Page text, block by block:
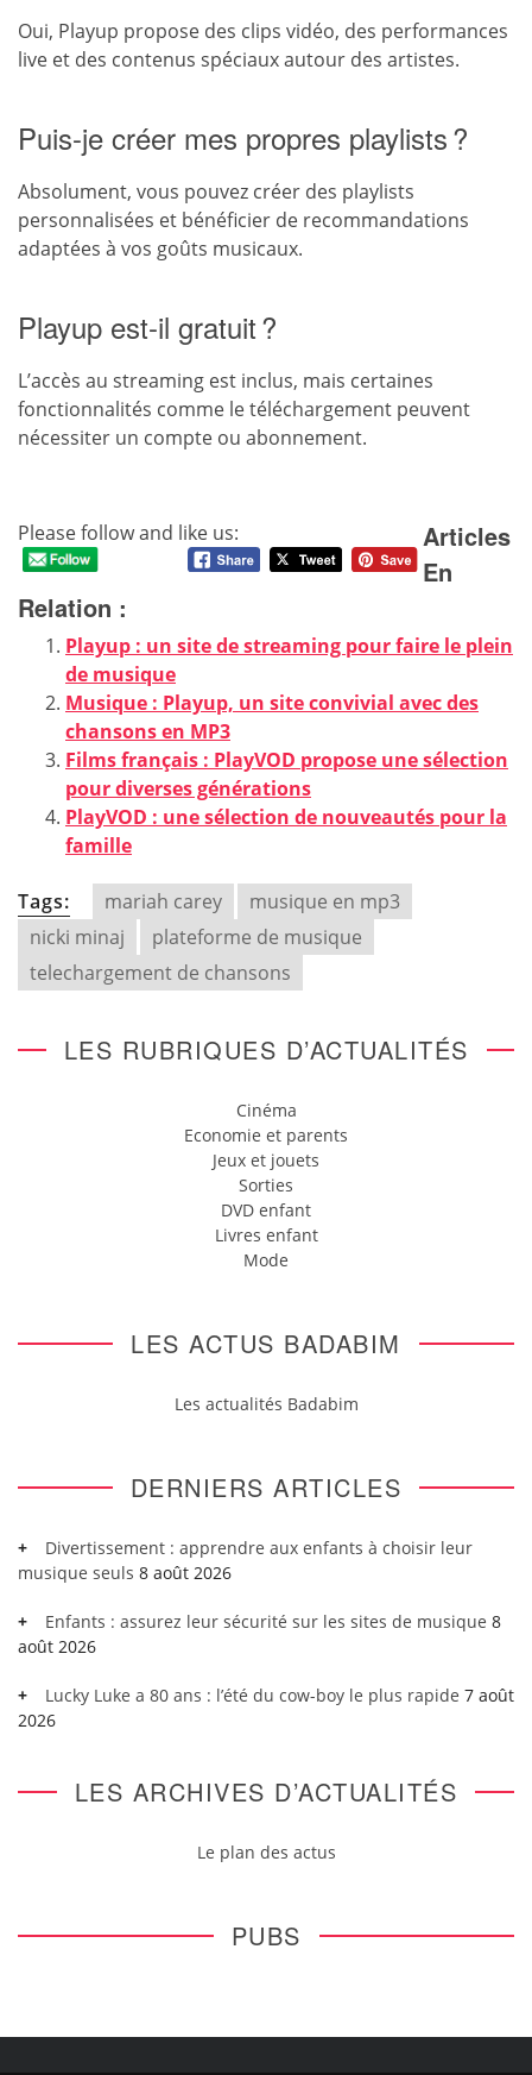
Oui, Playup propose des clips vidéo, des performances
live et des contenus spéciaux autour des artistes.
Puis-je créer mes propres playlists ?
Absolument, vous pouvez créer des playlists
personnalisées et bénéficier de recommandations
adaptées à vos goûts musicaux.
Playup est-il gratuit ?
L’accès au streaming est inclus, mais certaines
fonctionnalités comme le téléchargement peuvent
nécessiter un compte ou abonnement.
Please follow and like us:
Articles
En
Relation :
Playup : un site de streaming pour faire le plein
de musique
Musique : Playup, un site convivial avec des
chansons en MP3
Films français : PlayVOD propose une sélection
pour diverses générations
PlayVOD : une sélection de nouveautés pour la
famille
Tags: mariah carey
musique en mp3
nicki minaj
plateforme de musique
telechargement de chansons
LES RUBRIQUES D’ACTUALITÉS
Cinéma
Economie et parents
Jeux et jouets
Sorties
DVD enfant
Livres enfant
Mode
LES ACTUS BADABIM
Les actualités Badabim
DERNIERS ARTICLES
Divertissement : apprendre aux enfants à choisir leur
musique seuls 8 août 2026
Enfants : assurez leur sécurité sur les sites de musique 8
août 2026
Lucky Luke a 80 ans : l’été du cow-boy le plus rapide 7 août
2026
LES ARCHIVES D’ACTUALITÉS
Le plan des actus
PUBS